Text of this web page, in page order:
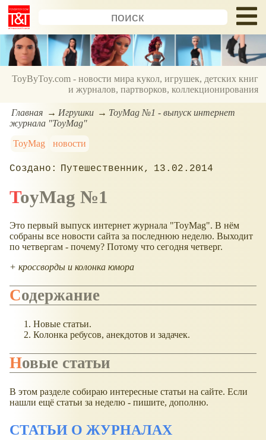
ToyByToy.com - новости мира кукол, игрушек, детских книг
и журналов, партворков, коллекционирования
Главная Игрушки
ToyMag №1 - выпуск интернет
журнала "ToyMag"
ToyMag
новости
Путешественник 13.02.2014
ToyMag №1
Это первый выпуск интернет журнала "ToyMag". В нём
собраны все новости сайта за последнюю неделю. Выходит
по четвергам - почему? Потому что сегодня четверг.
+ кроссворды и колонка юмора
Содержание
Новые статьи.
Колонка ребусов, анекдотов и задачек.
Новые статьи
В этом разделе собираю интересные статьи на сайте. Если
нашли ещё статьи за неделю - пишите, дополню.
СТАТЬИ О ЖУРНАЛАХ